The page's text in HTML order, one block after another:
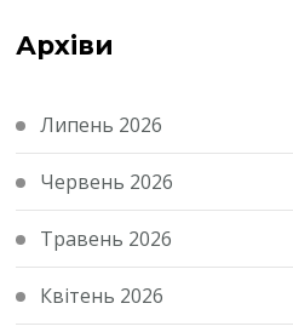
Архіви
Липень 2026
Червень 2026
Травень 2026
Квітень 2026